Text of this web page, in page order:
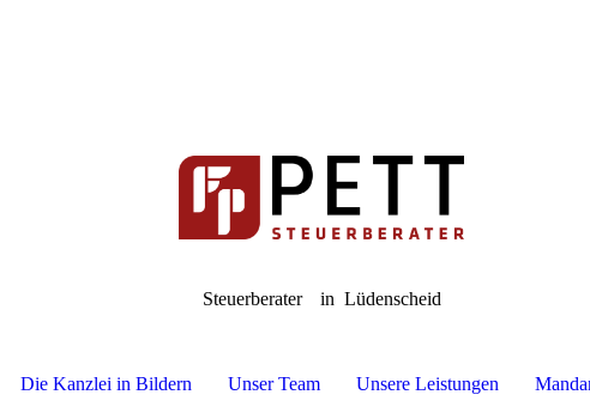
Steuerberater in Lüdenscheid
Die Kanzlei in Bildern Unser Team Unsere Leistungen